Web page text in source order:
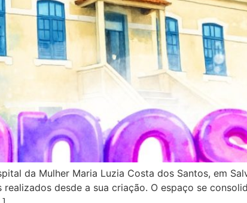
da Mulher Maria Luzia Costa dos Santos, em
desde a sua criação. O espaço se